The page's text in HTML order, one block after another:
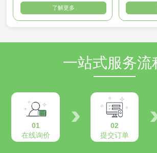
了解更多
一站式服务流
01
在线询价
02
提交订单